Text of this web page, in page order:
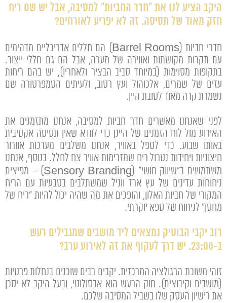
היקב הציע לנו את "חדר החביות" למסיבה, אבל יש שם ריח
חזק מאוד של תסיסה. זה לא יפריע לאורחים?
חדרי חביות (Barrel Rooms) הם חללים אדריכליים מדהימים
עם תקרות מקושתות ואווירה של מערה, אבל הם גם חללי ייצור.
בתקופות מסוימות (במיוחד סביב הבציר ולאחריו), יש בהם ריחות
עזים של שמרים, אלכוהול ועץ רטוב, ולעיתים הטמפרטורה שם
נשמרת קרה מאוד לטובת היין.
לפני שאנחנו מאשרים חדר חביות למסיבה, אנחנו מתזמנים את
האירוע מול לוח הזמנים של היינן כדי לוודא שאין תסיסה אקטיבית
באותו שבוע. כדי לטפל באוויר, אנחנו משלבים מערכות אוורור
חיצוניות ויחידות נטרול ריח שמזרימות אוויר צח לחלל. בנוסף, אנחנו
משתמשים ב"שיווק חושי" (Sensory Branding) – מפיצים
ניחוחות עדינים של עץ ארז ווניל שמשתלבים בטבעיות עם הריח
המקורי של חביות האלון, והופכים את מה שהיה יכול להיות "ריח של
מחסן" לניחוח של ספא יוקרתי.
רוב יקבי הבוטיק נמצאים ליד מושבים שמגבילים רעש
ב-23:00. יש דרך לעקוף את זה לאירוע ערב?
זוהי משוכת הרגולציה המרכזית. יקבים רבים שוכנים בנחלות פרטיות
(מושבים וקיבוצים). חוק הרעש הוא אבסולוטי, ובעל היקב לא יסכן
את רישיון העסק שלו בשביל המסיבה שלכם.